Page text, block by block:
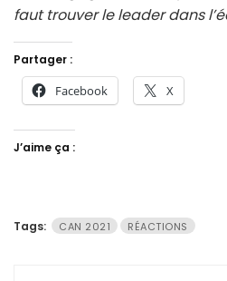
faut trouver le leader dans
Partager :
Facebook X
J’aime ça :
Tags: CAN 2021 RÉACTIONS